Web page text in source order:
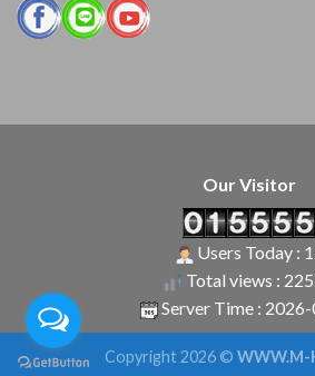
Our Visitor
Users Today :
Total views :
Server Time :
Copyright 2026 © WWW.M-